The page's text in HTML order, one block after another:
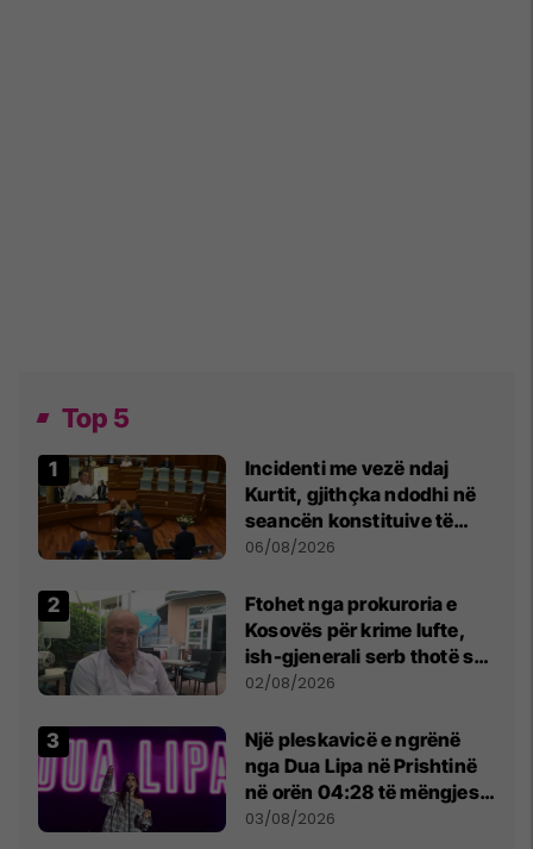
Top 5
Incidenti me vezë ndaj
Kurtit, gjithçka ndodhi në
seancën konstituive të
Kuvendit
06/08/2026
Ftohet nga prokuroria e
Kosovës për krime lufte,
ish-gjenerali serb thotë se
dikush e tradhtoi në
02/08/2026
Një pleskavicë e ngrënë
nga Dua Lipa në Prishtinë
në orën 04:28 të mëngjesit
- dhe bota digjitale serbe
03/08/2026